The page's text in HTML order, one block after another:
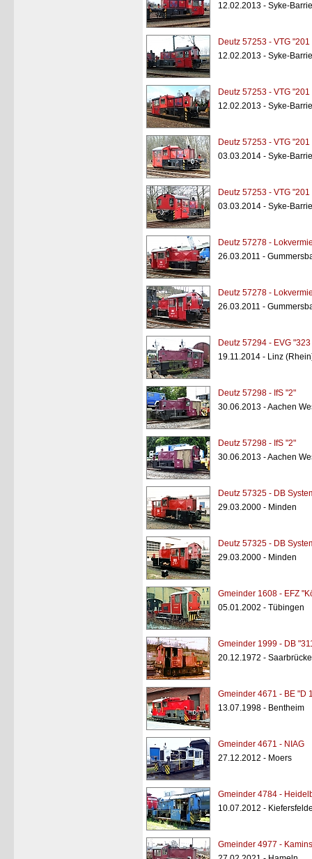
12.02.2013 - Syke-
Deutz 57253 - VTG
12.02.2013 - Syke-
Deutz 57253 - VTG
12.02.2013 - Syke-
Deutz 57253 - VTG
03.03.2014 - Syke-
Deutz 57253 - VTG
03.03.2014 - Syke-
Deutz 57278 -
26.03.2011 -
Deutz 57278 -
26.03.2011 -
Deutz 57294 - EVG
19.11.2014 - Linz
Deutz 57298 - IfS "2"
30.06.2013 - Aachen
Deutz 57298 - IfS "2"
30.06.2013 - Aachen
Deutz 57325 - DB
29.03.2000 - Minden
Deutz 57325 - DB
29.03.2000 - Minden
Gmeinder 1608 - EFZ
05.01.2002 - Tübingen
Gmeinder 1999 - DB
20.12.1972 -
Gmeinder 4671 - BE "D
13.07.1998 - Bentheim
Gmeinder 4671 - NIAG
27.12.2012 - Moers
Gmeinder 4784 -
10.07.2012 -
Gmeinder 4977 -